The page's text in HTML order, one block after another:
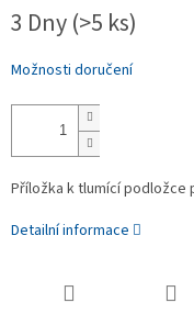
cena:
3 Dny(>5 ks)
Možnosti doručení
Příložka k tlumící podložce
Detailní informace